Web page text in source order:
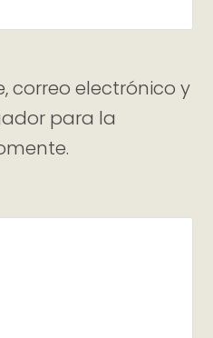
correo electrónico y
para la